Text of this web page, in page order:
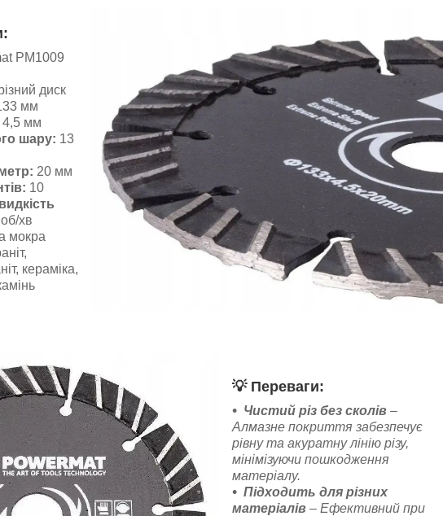
PM1009
диск
мм
4,5 мм
шару: 13
20 мм
10
хв
мокра
кераміка,
💡 Переваги:
Чистий різ без сколів –
Алмазне покриття забезпечує
рівну та акуратну лінію різу,
мінімізуючи пошкодження
матеріалу.
Підходить для різних
матеріалів – Ефективний при